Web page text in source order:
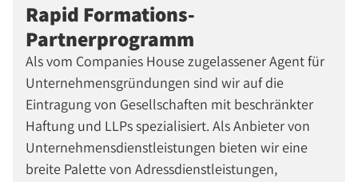
Rapid Formations-
Partnerprogramm
Als vom Companies House zugelassener Agent für
Unternehmensgründungen sind wir auf die
Eintragung von Gesellschaften mit beschränkter
Haftung und LLPs spezialisiert. Als Anbieter von
Unternehmensdienstleistungen bieten wir eine
breite Palette von Adressdienstleistungen,